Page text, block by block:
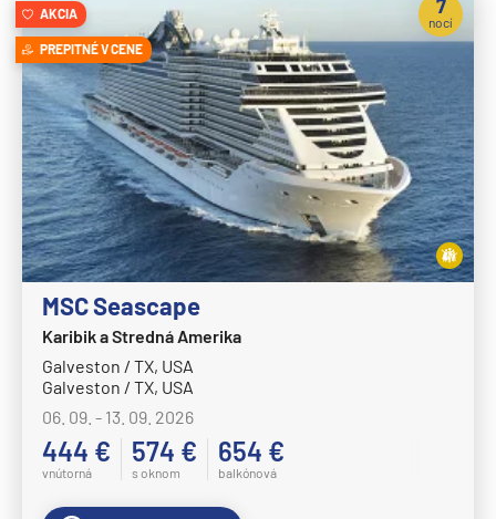
Disney Treasure
Disney Wish
Disney Wonder
Explora Journeys
Explora I
Explora II
Explora III
Explora IV
Explora V
Hapag-Lloyd Cruises
HANSEATIC inspiration
HANSEATIC nature
HANSEATIC spirit
AKCIA
PREPITNÉ V CENE
MSC Seascape
Karibik a Stredná Amerika
Galveston / TX, USA
Galveston / TX, USA
06. 09. - 13. 09. 2026
444 €
vnútorná
574 €
s oknom
654 €
balkónová
7
nocí